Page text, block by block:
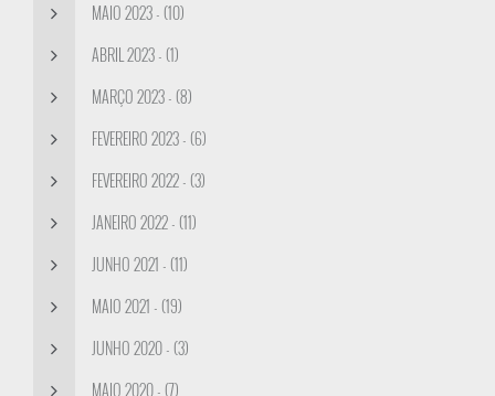
MAIO 2023 - (10)
ABRIL 2023 - (1)
MARÇO 2023 - (8)
FEVEREIRO 2023 - (6)
FEVEREIRO 2022 - (3)
JANEIRO 2022 - (11)
JUNHO 2021 - (11)
MAIO 2021 - (19)
JUNHO 2020 - (3)
MAIO 2020 - (7)